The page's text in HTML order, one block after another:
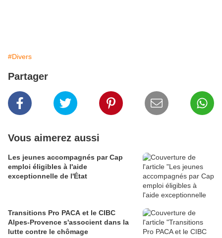
#Divers
Partager
Vous aimerez aussi
Les jeunes accompagnés par Cap
emploi éligibles à l'aide
exceptionnelle de l'État
Transitions Pro PACA et le CIBC
Alpes-Provence s'associent dans la
lutte contre le chômage